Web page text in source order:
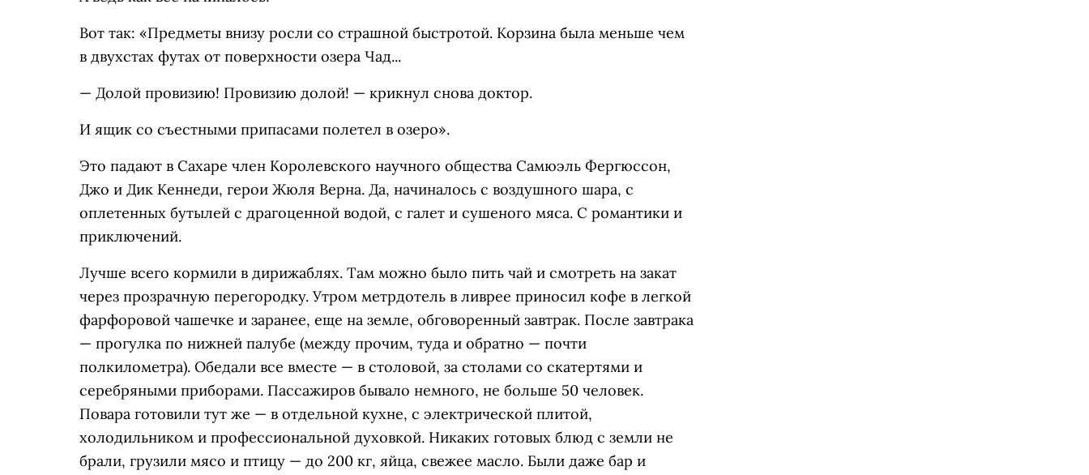
Вот так: «Предметы внизу росли со страшной быстротой. Корзина была меньше чем
в двухстах футах от поверхности озера Чад...
— Долой провизию! Провизию долой! — крикнул снова доктор.
И ящик со съестными припасами полетел в озеро».
Это падают в Сахаре член Королевского научного общества Самюэль Фергюссон,
Джо и Дик Кеннеди, герои Жюля Верна. Да, начиналось с воздушного шара, с
оплетенных бутылей с драгоценной водой, с галет и сушеного мяса. С романтики и
приключений.
Лучше всего кормили в дирижаблях. Там можно было пить чай и смотреть на закат
через прозрачную перегородку. Утром метрдотель в ливрее приносил кофе в легкой
фарфоровой чашечке и заранее, еще на земле, обговоренный завтрак. После завтрака
— прогулка по нижней палубе (между прочим, туда и обратно — почти
полкилометра). Обедали все вместе — в столовой, за столами со скатертями и
серебряными приборами. Пассажиров бывало немного, не больше 50 человек.
Повара готовили тут же — в отдельной кухне, с электрической плитой,
холодильником и профессиональной духовкой. Никаких готовых блюд с земли не
брали, грузили мясо и птицу — до 200 кг, яйца, свежее масло. Были даже бар и